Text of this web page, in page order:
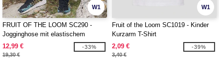
W1
FRUIT OF THE LOOM SC290 -
Jogginghose mit elastischem
Beinabschluss
12,99 €
19,30 €
-33%
W1
Fruit of the Loom SC1019 - Kinder
Kurzarm T-Shirt
2,09 €
3,40 €
-39%